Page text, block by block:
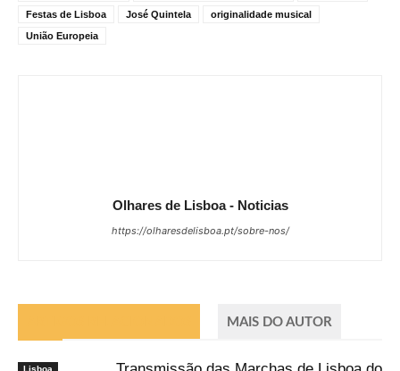
Festas de Lisboa
José Quintela
originalidade musical
União Europeia
Olhares de Lisboa - Noticias
https://olharesdelisboa.pt/sobre-nos/
MAIS DO AUTOR